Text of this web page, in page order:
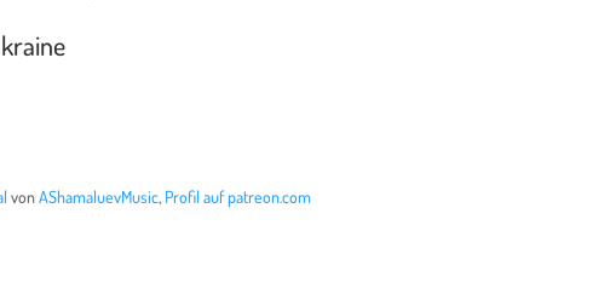
vonAShamaluevMusic, Profil auf patreon.com